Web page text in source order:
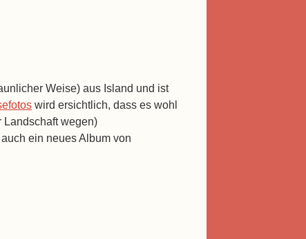
Weise) aus Island und ist
wird ersichtlich, dass es wohl
Landschaft wegen)
ein neues Album von